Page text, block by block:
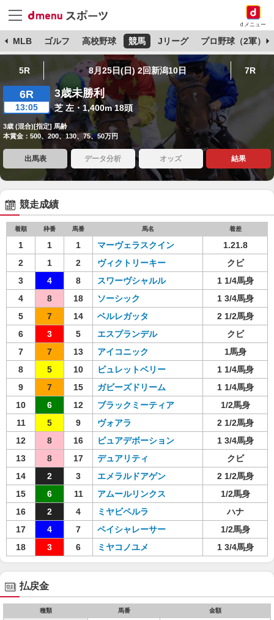
dメニュー
MLB ゴルフ 高校野球 競馬 Jリーグ プロ野球（2軍）
5R 8月25日(日) 2回新潟10日 7R
6R
13:05
3歳未勝利
芝 左・1,400m 18頭
3歳 (混合)[指定] 馬齢
本賞金：500、200、130、75、50万円
出馬表 データ分析 オッズ 結果
競走成績
着順 枠番 馬番 馬名 着差
1 1 1 マーヴェラスクイン
1.21.8
2
1 2 ヴィクトリーキー
クビ
3
4 8 スワーヴシャルル
1 1/4馬身
4
8 18 ソーシック
1 3/4馬身
5
7 14 ベルレガッタ
2 1/2馬身
6
3 5 エスプランデル
クビ
7
7 13 アイコニック
1馬身
8
5 10 ビュレットベリー
1 1/4馬身
9
7 15 ガビーズドリーム
1 1/4馬身
10
6 12 ブラックミーティア
1/2馬身
11
5 9 ヴォアラ
2 1/2馬身
12
8 16 ピュアデボーション
1 3/4馬身
13
8 17 デュアリティ
クビ
14
2 3 エメラルドアゲン
2 1/2馬身
15
6 11 アムールリンクス
1/2馬身
16
2 4 ミヤビペルラ
ハナ
17
4 7 ペイシャレーサー
1/2馬身
18
3 6 ミヤコノユメ 1 3/4馬身
払戻金
種類 馬番 金額